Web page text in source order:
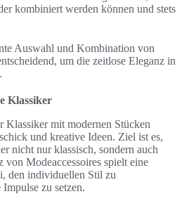
kombiniert werden können und stets
Auswahl und Kombination von
um die zeitlose Eleganz in
Klassiker
mit modernen Stücken
und kreative Ideen. Ziel ist es,
nicht nur klassisch, sondern auch
Modeaccessoires spielt eine
den individuellen Stil zu
zu setzen.